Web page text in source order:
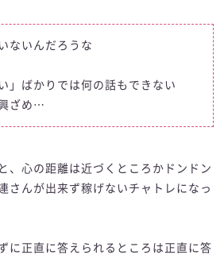
ないんだろうな
」ばかりでは何の話もできない
ざめ…
、心の距離は近づくところかドンドン
さんが出来ず稼げないチャトレになっ
に正直に答えられるところは正直に答